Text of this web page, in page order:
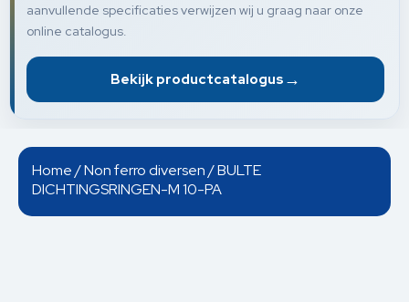
aanvullende specificaties verwijzen wij u graag naar onze
online catalogus.
Bekijk productcatalogus →
Home/Non ferro diversen/ BULTE
DICHTINGSRINGEN-M 10-PA